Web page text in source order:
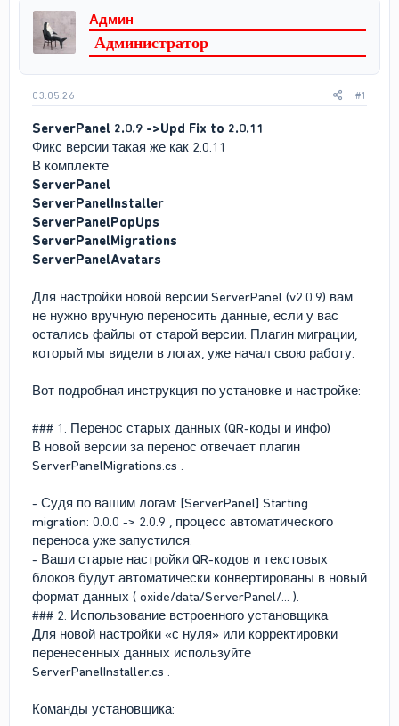
р
т
е
ы
ч
а
л
Админ
Администратор
03.05.26 #1
ServerPanel 2.0.9 ->Upd Fix to 2.0.11
Фикс версии такая же как 2.0.11
В комплекте
ServerPanel
ServerPanelInstaller
ServerPanelPopUps
ServerPanelMigrations
ServerPanelAvatars
Для настройки новой версии ServerPanel (v2.0.9) вам
не нужно вручную переносить данные, если у вас
остались файлы от старой версии. Плагин миграции,
который мы видели в логах, уже начал свою работу.
Вот подробная инструкция по установке и настройке:
### 1. Перенос старых данных (QR-коды и инфо)
В новой версии за перенос отвечает плагин
ServerPanelMigrations.cs .
- Судя по вашим логам: [ServerPanel] Starting
migration: 0.0.0 -> 2.0.9 , процесс автоматического
переноса уже запустился.
- Ваши старые настройки QR-кодов и текстовых
блоков будут автоматически конвертированы в новый
формат данных ( oxide/data/ServerPanel/... ).
### 2. Использование встроенного установщика
Для новой настройки «с нуля» или корректировки
перенесенных данных используйте
ServerPanelInstaller.cs .
Команды установщика: